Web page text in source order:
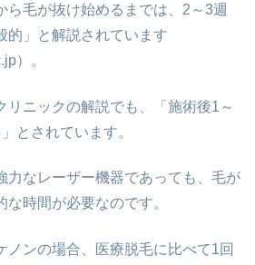
ら毛が抜け始めるまでは、2～3週
的」と解説されています
）。
リニックの解説でも、「施術後1～
とされています。
力なレーザー機器であっても、毛が
時間が必要なのです。
ノンの場合、医療脱毛に比べて1回